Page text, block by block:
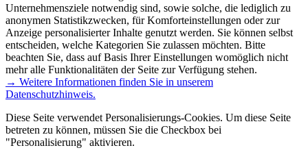
Unternehmensziele notwendig sind, sowie solche, die lediglich zu
anonymen Statistikzwecken, für Komforteinstellungen oder zur
Anzeige personalisierter Inhalte genutzt werden. Sie können selbst
entscheiden, welche Kategorien Sie zulassen möchten. Bitte
beachten Sie, dass auf Basis Ihrer Einstellungen womöglich nicht
mehr alle Funktionalitäten der Seite zur Verfügung stehen.
→ Weitere Informationen finden Sie in unserem
Datenschutzhinweis.
Diese Seite verwendet Personalisierungs-Cookies. Um diese Seite
betreten zu können, müssen Sie die Checkbox bei
"Personalisierung" aktivieren.